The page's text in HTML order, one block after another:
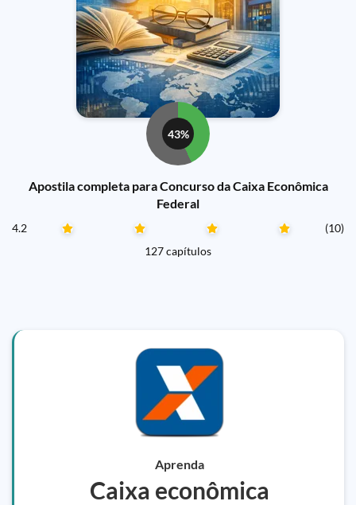
43%
Apostila completa para Concurso da Caixa Econômica
Federal
4.2
(10)
127 capítulos
Aprenda
Caixa econômica